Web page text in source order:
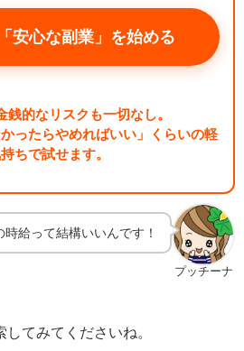
安心な副業」を始める
銭的なリスクも一切なし。
ったらやめればいい」くらいの軽
ちで試せます。
プッチーナ
時給って結構いいんです！
てみてくださいね。